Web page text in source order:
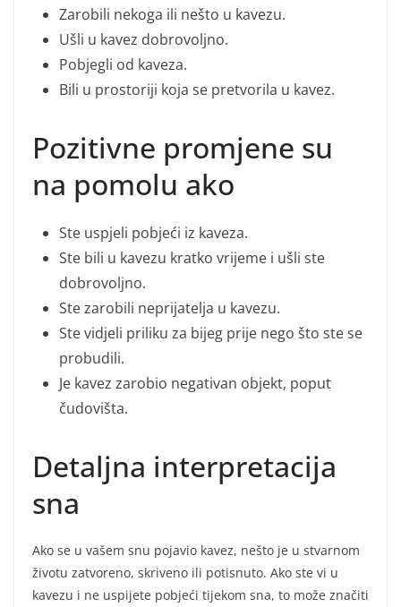
Zarobili nekoga ili nešto u kavezu.
Ušli u kavez dobrovoljno.
Pobjegli od kaveza.
Bili u prostoriji koja se pretvorila u kavez.
Pozitivne promjene su
na pomolu ako
Ste uspjeli pobjeći iz kaveza.
Ste bili u kavezu kratko vrijeme i ušli ste
dobrovoljno.
Ste zarobili neprijatelja u kavezu.
Ste vidjeli priliku za bijeg prije nego što ste se
probudili.
Je kavez zarobio negativan objekt, poput
čudovišta.
Detaljna interpretacija
sna
Ako se u vašem snu pojavio kavez, nešto je u stvarnom
životu zatvoreno, skriveno ili potisnuto. Ako ste vi u
kavezu i ne uspijete pobjeći tijekom sna, to može značiti